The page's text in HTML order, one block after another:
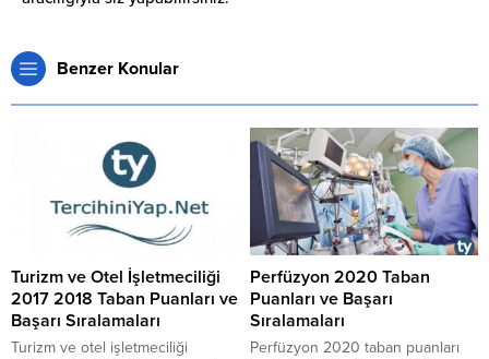
Benzer Konular
Turizm ve Otel İşletmeciliği
2017 2018 Taban Puanları ve
Başarı Sıralamaları
Turizm ve otel işletmeciliği
Perfüzyon 2020 Taban
Puanları ve Başarı
Sıralamaları
Perfüzyon 2020 taban puanları